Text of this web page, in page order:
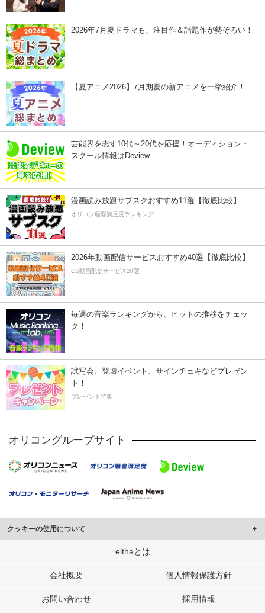
2026年7月夏ドラマも、注目作＆話題作が勢ぞろい！
【夏アニメ2026】7月期夏の新アニメを一挙紹介！
芸能界を志す10代～20代を応援！オーディション・
スクール情報はDeview
漫画読み放題サブスクおすすめ11選【徹底比較】
オリコン顧客満足度ランキング
2026年動画配信サービスおすすめ40選【徹底比較】
CS動画配信サービス20選
毎週の音楽ランキングから、ヒットの推移をチェッ
ク！
試写会、登壇イベント、サインチェキなどプレゼン
ト！
プレゼント特集
オリコングループサイト
クッキーの使用について
このサイトでは Cookie を使用して、ユーザーに合わせたコンテンツや広告の
行っています。
メディアや広告配信、データ解析の各パートナーに提供しています。
elthaとは
会社概要 個人情報保護方針
お問い合わせ 採用情報